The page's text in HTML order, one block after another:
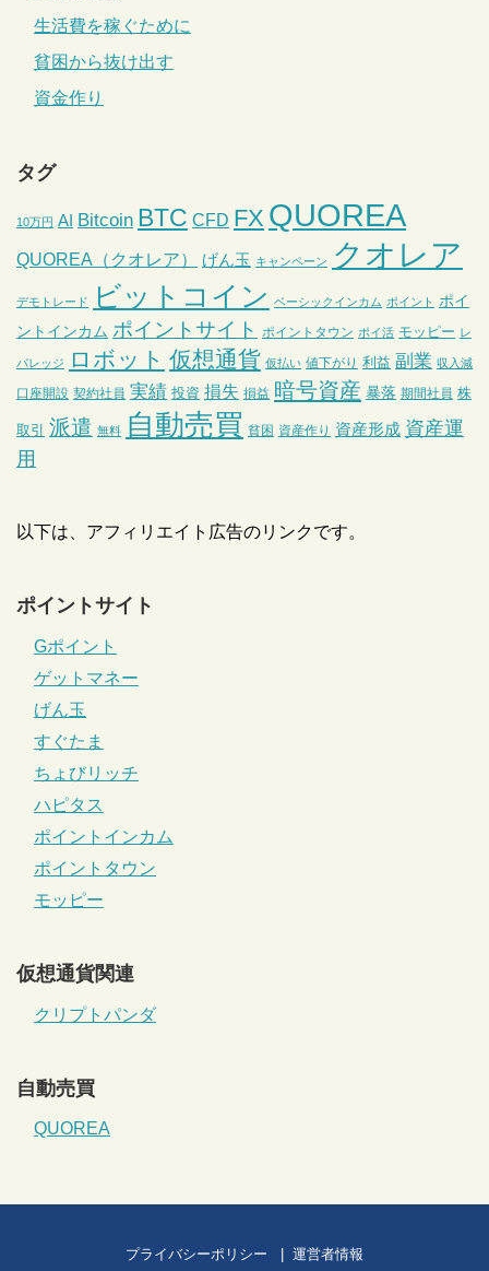
生活費を稼ぐために
貧困から抜け出す
資金作り
タグ
10万円 AI Bitcoin BTC CFD FX QUOREA
QUOREA（クオレア） げん玉 キャンペーン クオレア
デモトレード ビットコイン ベーシックインカム ポイント ポイ
ントインカム ポイントサイト ポイントタウン ポイ活 モッピー レ
バレッジ ロボット 仮想通貨 仮払い 値下がり 利益 副業 収入減
口座開設 契約社員 実績 投資 損失 損益 暗号資産 暴落 期間社員 株
取引 派遣 無料 自動売買 貧困 資産作り 資産形成 資産運
用
以下は、アフィリエイト広告のリンクです。
ポイントサイト
Gポイント
ゲットマネー
げん玉
すぐたま
ちょびリッチ
ハピタス
ポイントインカム
ポイントタウン
モッピー
仮想通貨関連
クリプトパンダ
自動売買
QUOREA
プライバシーポリシー 運営者情報